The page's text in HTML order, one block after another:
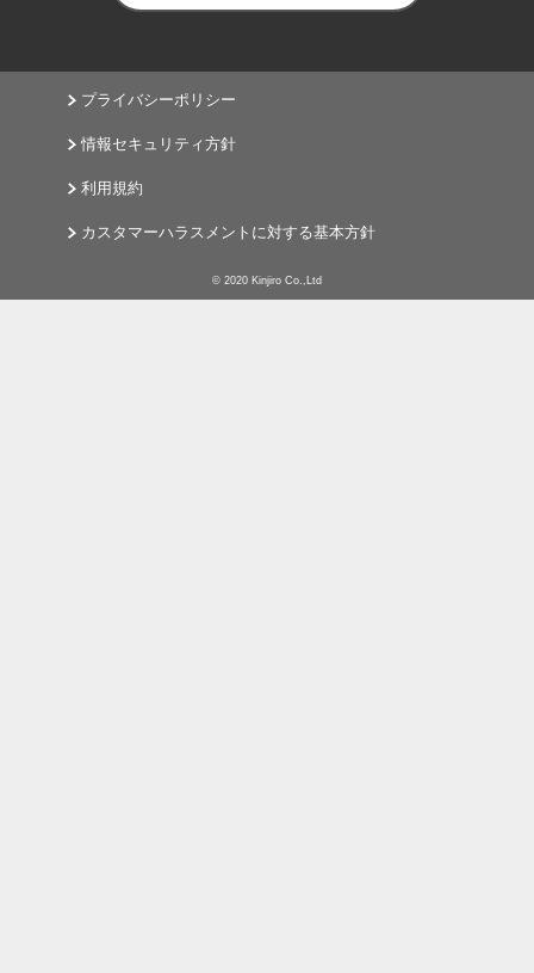
プライバシーポリシー
情報セキュリティ方針
利用規約
カスタマーハラスメントに対する基本方針
© 2020 Kinjiro Co.,Ltd